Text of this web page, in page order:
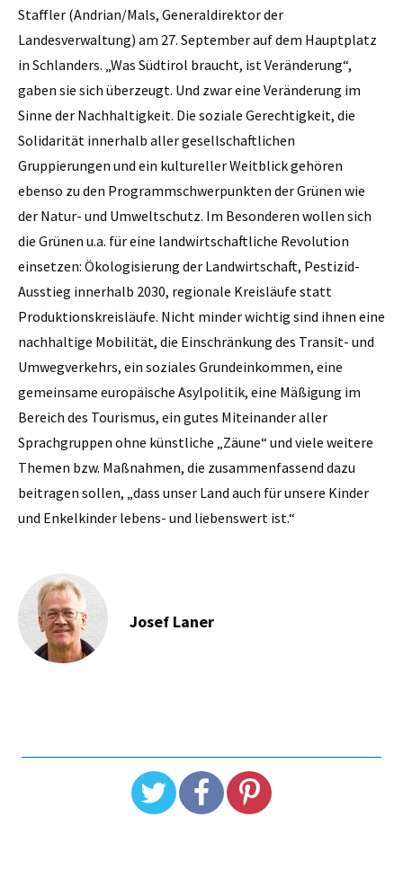
Staffler (Andrian/Mals, Generaldirektor der
Landesverwaltung) am 27. September auf dem Hauptplatz
in Schlanders. „Was Südtirol braucht, ist Veränderung“,
gaben sie sich überzeugt. Und zwar eine Veränderung im
Sinne der Nachhaltigkeit. Die soziale Gerechtigkeit, die
Solidarität innerhalb aller gesellschaftlichen
Gruppierungen und ein kultureller Weitblick gehören
ebenso zu den Programmschwerpunkten der Grünen wie
der Natur- und Umweltschutz. Im Besonderen wollen sich
die Grünen u.a. für eine landwirtschaftliche Revolution
einsetzen: Ökologisierung der Landwirtschaft, Pestizid-
Ausstieg innerhalb 2030, regionale Kreisläufe statt
Produktionskreisläufe. Nicht minder wichtig sind ihnen eine
nachhaltige Mobilität, die Einschränkung des Transit- und
Umwegverkehrs, ein soziales Grundeinkommen, eine
gemeinsame europäische Asylpolitik, eine Mäßigung im
Bereich des Tourismus, ein gutes Miteinander aller
Sprachgruppen ohne künstliche „Zäune“ und viele weitere
Themen bzw. Maßnahmen, die zusammenfassend dazu
beitragen sollen, „dass unser Land auch für unsere Kinder
und Enkelkinder lebens- und liebenswert ist.“
Josef Laner